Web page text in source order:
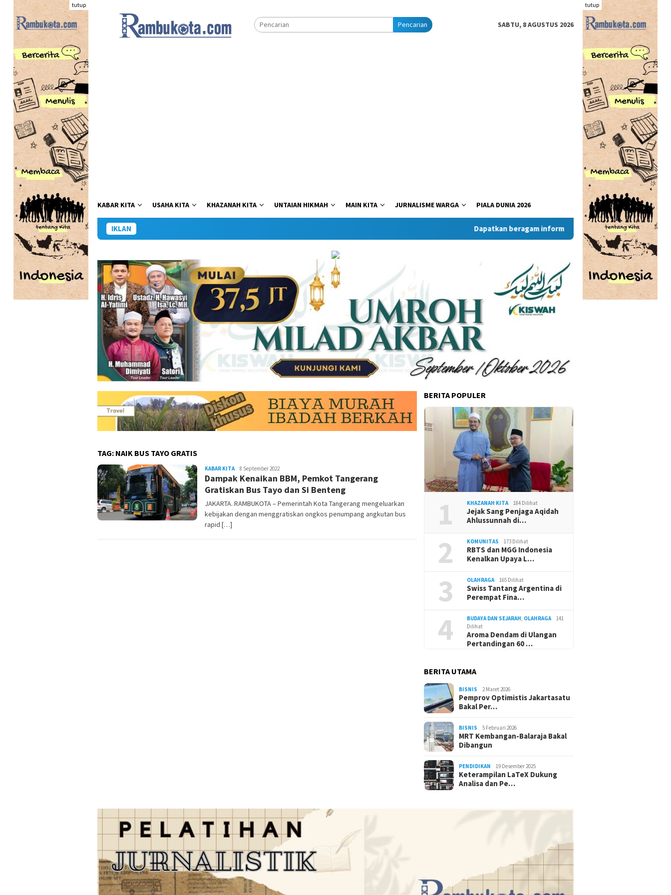
Loncat
konten
tutup tutup
Pencarian SABTU, 8 AGUSTUS 2026
KABAR KITA USAHA KITA KHAZANAH KITA UNTAIAN HIKMAH MAIN KITA JURNALISME WARGA PIALA DUNIA 2026
IKLAN Dapatkan beragam informasi dan berita menarik dari situs
TAG: NAIK BUS TAYO GRATIS
KABAR KITAREDAKSI
RAMBUKOTA
8 September 2022
Dampak Kenaikan BBM, Pemkot Tangerang
Gratiskan Bus Tayo dan Si Benteng
JAKARTA. RAMBUKOTA – Pemerintah Kota Tangerang mengeluarkan
kebijakan dengan menggratiskan ongkos penumpang angkutan bus
rapid […]
BERITA POPULER
1 KHAZANAH KITA 184 Dilihat
Jejak Sang Penjaga Aqidah
Ahlussunnah di…
2 KOMUNITAS 173 Dilihat
RBTS dan MGG Indonesia
Kenalkan Upaya L…
3 OLAHRAGA 165 Dilihat
Swiss Tantang Argentina di
Perempat Fina…
4 BUDAYA DAN SEJARAH OLAHRAGA
141
Dilihat
Aroma Dendam di Ulangan
Pertandingan 60 …
BERITA UTAMA
BISNIS 2 Maret 2026
Pemprov Optimistis Jakartasatu
Bakal Per…
BISNIS 5 Februari 2026
MRT Kembangan-Balaraja Bakal
Dibangun
PENDIDIKAN 19 Desember 2025
Keterampilan LaTeX Dukung
Analisa dan Pe…